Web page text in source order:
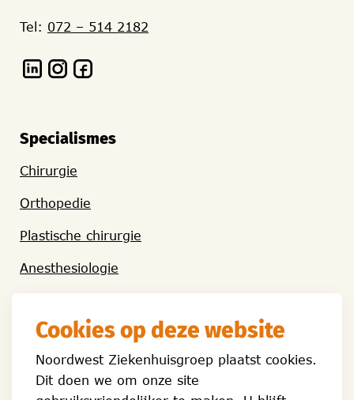
Tel: 072 – 514 2182
Specialismes
Chirurgie
Orthopedie
Plastische chirurgie
Anesthesiologie
Algemene informatie
Hoe kan ik bij Foreest Kliniek in behandeling
komen
Cookies op deze website
Noordwest Ziekenhuisgroep plaatst cookies.
Dit doen we om onze site